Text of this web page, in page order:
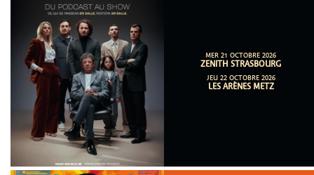
MER 21 OCTOBRE 2026
ZENITH STRASBOURG
JEU 22 OCTOBRE 2026
LES ARÈNES METZ